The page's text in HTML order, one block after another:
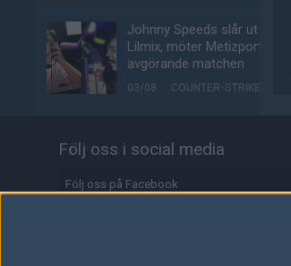
Johnny Speeds slår ut
Lilmix, möter Metizport i
avgörande matchen
03/08 COUNTER-STRIKE
Speeds i MaiL09:s
debutmatch
03/08 COUNTER-STRIKE
Följ oss i social media
Följ oss på Facebook